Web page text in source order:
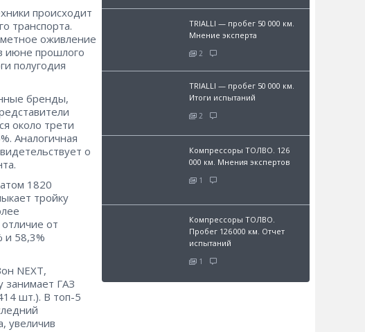
происходит
транспорта.
оживление
июне прошлого
полугодия
бренды,
около трети
Аналогичная
о
1820
тройку
от
и 58,3%
NEXT,
занимает ГАЗ
шт.). В топ-5
увеличив
TRIALLI — пробег 50 000 км.
Мнение эксперта
2
TRIALLI — пробег 50 000 км.
Итоги испытаний
2
Компрессоры ТОЛВО. 126
000 км. Мнения экспертов
1
Компрессоры ТОЛВО.
Пробег 126 000 км. Отчет
испытаний
1